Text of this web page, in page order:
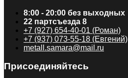
8:00 - 20:00 без выходных
22 партсъезда 8
+7 (927) 654-40-01 (Роман)
+7 (937) 073-55-18 (Евгений)
metall.samara@mail.ru
Присоединяйтесь